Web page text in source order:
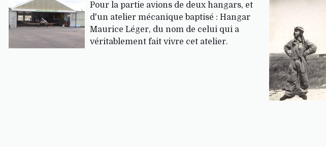
Pour la partie avions de deux hangars, et
d'un atelier mécanique baptisé : Hangar
Maurice Léger, du nom de celui qui a
véritablement fait vivre cet atelier.